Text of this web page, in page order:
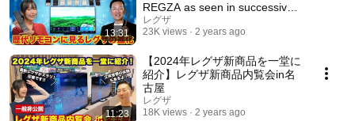
13:31
REGZA as seen in successive
remote controls
レグザ
23K views
2 years ago
11:23
【2024年レグザ新商品を一堂に
紹介】レグザ新商品内覧会in名
古屋
レグザ
18K views
2 years ago